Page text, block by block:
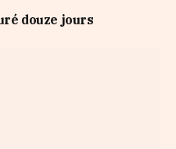
douze jours